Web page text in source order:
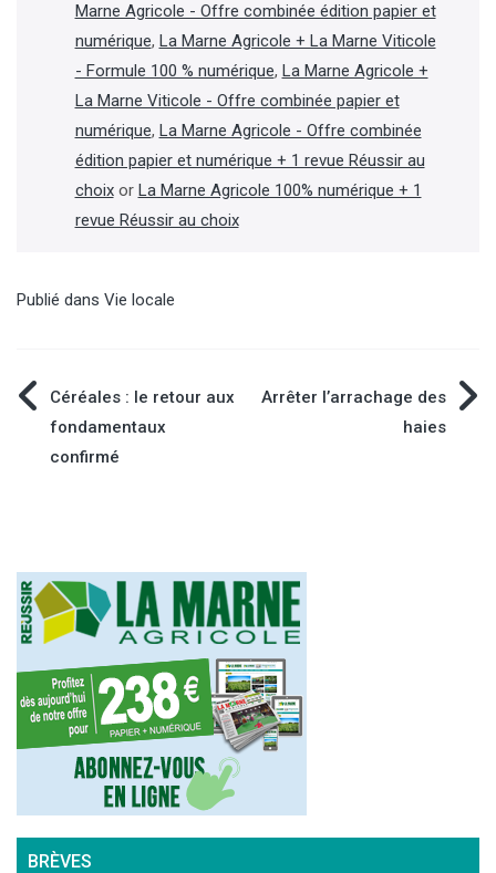
Marne Agricole - Offre combinée édition papier et
numérique, La Marne Agricole + La Marne Viticole
- Formule 100 % numérique, La Marne Agricole +
La Marne Viticole - Offre combinée papier et
numérique, La Marne Agricole - Offre combinée
édition papier et numérique + 1 revue Réussir au
choixor La Marne Agricole 100% numérique + 1
revue Réussir au choix
Publié dans Vie locale
Navigation
de
Céréales : le retour aux
fondamentaux
confirmé
Arrêter l’arrachage des
haies
BRÈVES